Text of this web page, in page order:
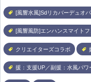
[風響水風]Sdリカバーデュオ
[風響風防]エンハンスマイトフ
クリエイターズコラボ
援：支援UP／副援：水風パワ